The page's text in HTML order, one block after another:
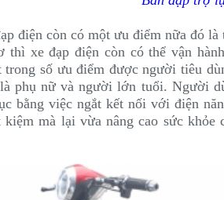
điện còn có một ưu điểm nữa đó
thì xe đạp điện còn có thể vận
trong số ưu điểm được người tiêu
phụ nữ và người lớn tuổi. Người
bằng việc ngắt kết nối với điện
mà lại vừa nâng cao sức